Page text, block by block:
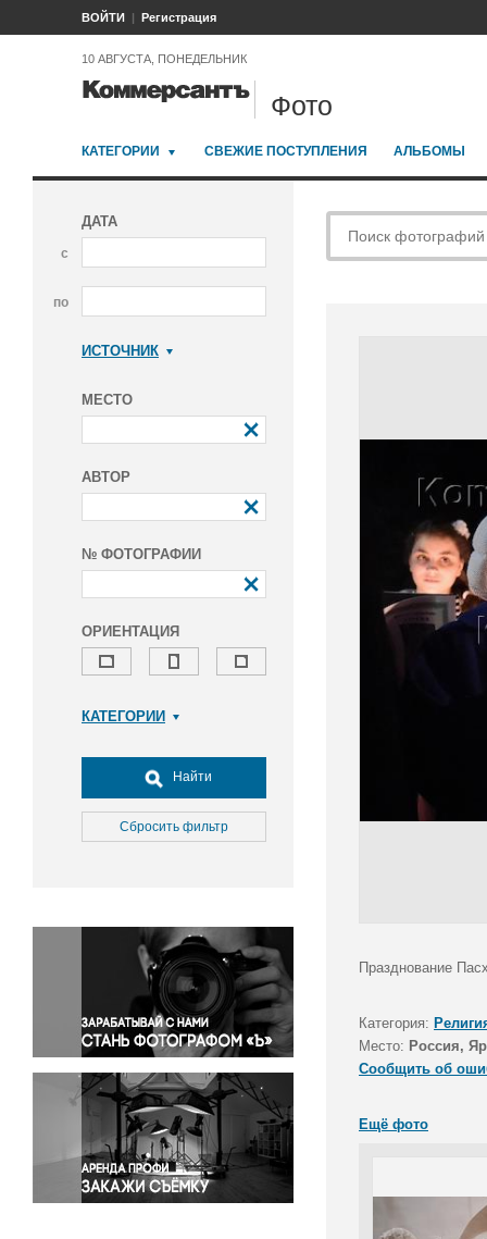
ВОЙТИ Регистрация
10 АВГУСТА, ПОНЕДЕЛЬНИК
Фото
КАТЕГОРИИ СВЕЖИЕ ПОСТУПЛЕНИЯ АЛЬБОМЫ
ДАТА
с
по
ИСТОЧНИК
МЕСТО
АВТОР
№ ФОТОГРАФИИ
ОРИЕНТАЦИЯ
КАТЕГОРИИ
Досуг, туризм и отдых
Культура
Медицина
Окружающая среда
Политика
Правосудие
Происшествия и конфликты
Религия
Светская жизнь
Спорт
Экология
Экономика и бизнес
Найти
Сбросить фильтр
Празднование
Категория:
Место: Россия,
Сообщить об
Ещё фото